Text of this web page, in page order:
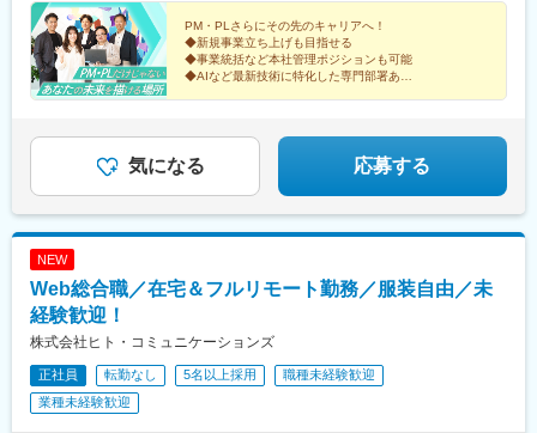
駅、浜松駅、名古屋駅、あすなろう四日市駅、津駅、草津駅(滋賀
県)、京都駅、南森町駅、大阪天満宮駅、旧居留地・大丸前駅、姫
路駅、柳川駅、袋町駅、徳山駅、新山口駅、瓦町駅、徳島駅、南
堀端駅、平和通駅、博多駅、辛島町駅、高見橋駅、小伝馬町駅、
鬼子母神前駅、立川北駅、神奈川駅、みなとみらい駅、京成千葉
西松本駅、富山駅、北鉄金沢駅、新静岡駅、第一通り駅、亀島
駅、近鉄名古屋駅、近鉄四日市駅、七条駅、神戸三宮駅(阪急・神
駅、西川緑道公園駅、中電前駅、本町一丁目駅、旦過駅、慶徳校
前駅、鹿児島中央駅前駅
PM・PLさらにその先のキャリアへ！
◆新規事業立ち上げも目指せる
◆事業統括など本社管理ポジションも可能
◆AIなど最新技術に特化した専門部署あり
気になる 応募する
NEW
Web総合職／在宅＆フルリモート勤務／服装自由／未
経験歓迎！
株式会社ヒト・コミュニケーションズ
正社員 転勤なし 5名以上採用
職種未経験歓迎
業種未経験歓迎